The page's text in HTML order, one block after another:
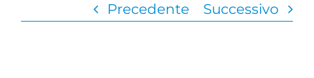
Precedente Successivo